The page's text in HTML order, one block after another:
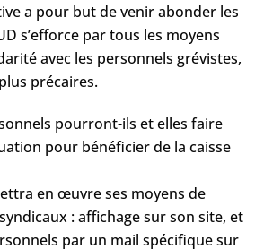
a pour but de venir abonder les
s’efforce par tous les moyens
avec les personnels grévistes,
précaires.
pourront-ils et elles faire
pour bénéficier de la caisse
en œuvre ses moyens de
: affichage sur son site, et
par un mail spécifique sur